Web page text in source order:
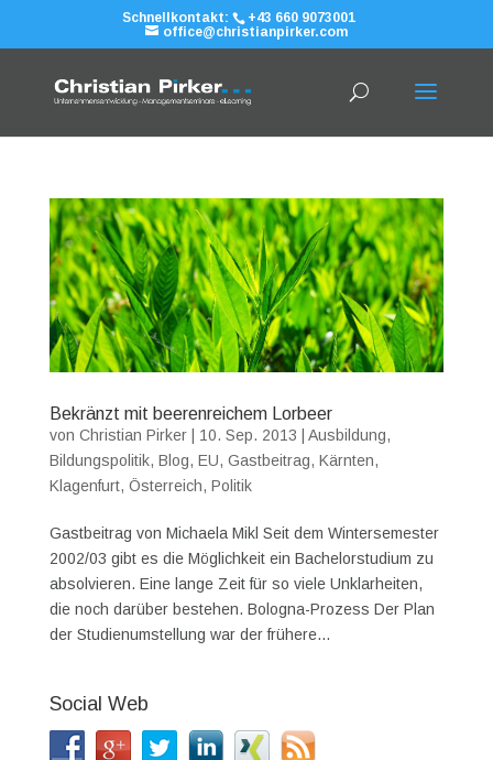
Schnellkontakt:
+43 660 9073001
office@christianpirker.com
Bekränzt mit beerenreichem Lorbeer
von Christian Pirker| 10. Sep. 2013 Ausbildung,
Bildungspolitik, Blog, EU, Gastbeitrag, Kärnten,
Klagenfurt, Österreich, Politik
Gastbeitrag von Michaela Mikl Seit dem Wintersemester
2002/03 gibt es die Möglichkeit ein Bachelorstudium zu
absolvieren. Eine lange Zeit für so viele Unklarheiten,
die noch darüber bestehen. Bologna-Prozess Der Plan
der Studienumstellung war der frühere...
Social Web